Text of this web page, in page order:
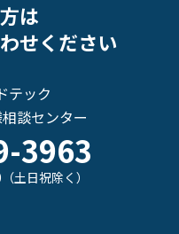
は
せください
テック
談センター
3963
土日祝除く）